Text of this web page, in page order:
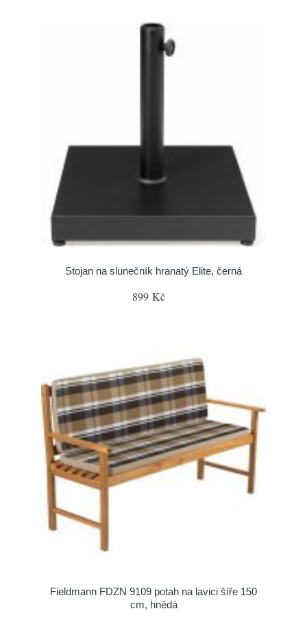
Stojan na slunečník hranatý Elite, černá
899 Kč
Fieldmann FDZN 9109 potah na lavici šíře 150
cm, hnědá